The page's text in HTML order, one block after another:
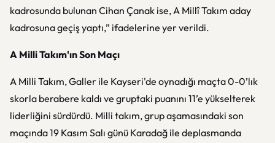
kadrosunda bulunan Cihan Çanak ise, A Millî Takım aday
kadrosuna geçiş yaptı,” ifadelerine yer verildi.
A Milli Takım'ın Son Maçı
A Milli Takım, Galler ile Kayseri'de oynadığı maçta 0-0’lık
skorla berabere kaldı ve gruptaki puanını 11’e yükselterek
liderliğini sürdürdü. Milli takım, grup aşamasındaki son
maçında 19 Kasım Salı günü Karadağ ile deplasmanda